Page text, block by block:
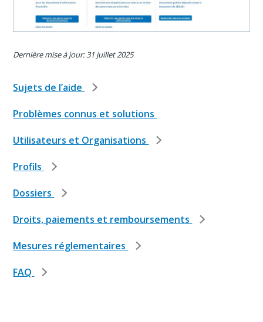
Sujets de l’aide
Problèmes connus et solutions
Utilisateurs et Organisations
Profils
Dossiers
Droits, paiements et remboursements
Mesures réglementaires
FAQ
Dernière mise à jour: 31 juillet 2025